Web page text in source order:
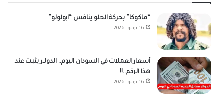
“ماكوكا” بحركة الحلو ينافس “ابولولو”
16 يونيو، 2026
أسعار العملات في السودان اليوم.. الدولار يثبت عند
هذا الرقم..!!
16 يونيو، 2026